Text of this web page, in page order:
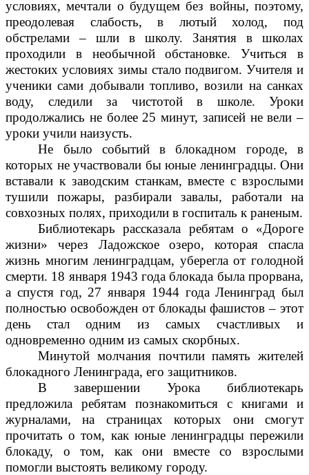
условиях, мечтали о будущем без войны, поэтому,
преодолевая слабость, в лютый холод, под
обстрелами – шли в школу. Занятия в школах
проходили в необычной обстановке. Учиться в
жестоких условиях зимы стало подвигом. Учителя и
ученики сами добывали топливо, возили на санках
воду, следили за чистотой в школе. Уроки
продолжались не более 25 минут, записей не вели –
уроки учили наизусть.
Не было событий в блокадном городе, в
которых не участвовали бы юные ленинградцы. Они
вставали к заводским станкам, вместе с взрослыми
тушили пожары, разбирали завалы, работали на
совхозных полях, приходили в госпиталь к раненым.
Библиотекарь рассказала ребятам о «Дороге
жизни» через Ладожское озеро, которая спасла
жизнь многим ленинградцам, уберегла от голодной
смерти. 18 января 1943 года блокада была прорвана,
а спустя год, 27 января 1944 года Ленинград был
полностью освобожден от блокады фашистов – этот
день стал одним из самых счастливых и
одновременно одним из самых скорбных.
Минутой молчания почтили память жителей
блокадного Ленинграда, его защитников.
В завершении Урока библиотекарь
предложила ребятам познакомиться с книгами и
журналами, на страницах которых они смогут
прочитать о том, как юные ленинградцы пережили
блокаду, о том, как они вместе со взрослыми
помогли выстоять великому городу.